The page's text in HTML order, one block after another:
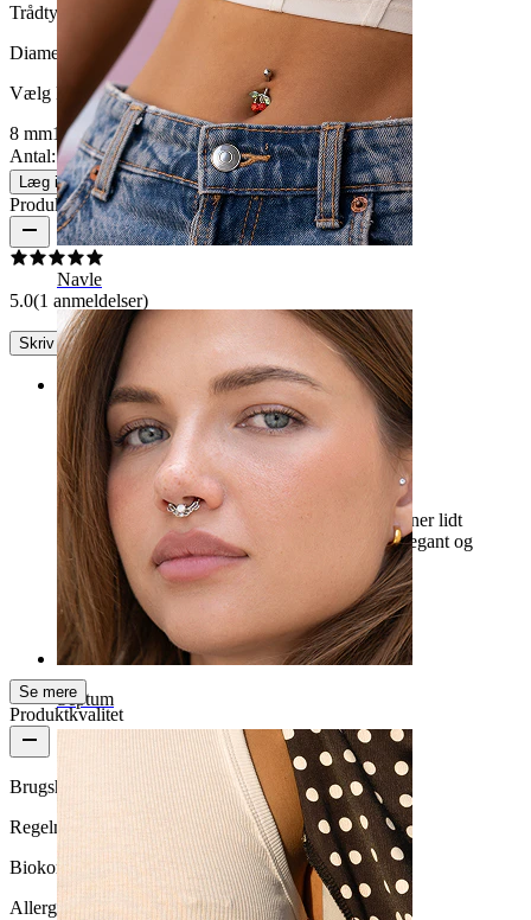
Navle
Septum
Trådtykkelse:
1,2 mm
Diameter
Vælg Diameter
8 mm10 mm
Antal: 1 Skift
Læg i kurv
Produktanmeldelser
5.0(1 anmeldelser)
Skriv en anmeldelse
Rating
Tilfredshed
Jeg er meget tilfreds med denne ørering, den åbner lidt
sværere, men den ser virkelig meget pæn ud, elegant og
holder sig på plads.
Jana Bekræftet køb
AI-oversat Vis original
Se mere
Produktkvalitet
Brugshyppighed
Regelmæssig brug
Biokompatibilitet
Allergivenlig